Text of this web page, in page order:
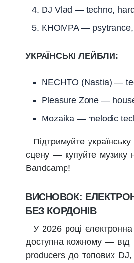
DJ Vlad — techno,
KHOMPA —
УКРАЇНСЬКІ ЛЕЙБЛИ:
NECHTO (Nastia) —
Pleasure Zone —
Mozaika — melodic
Підтримуйте
сцену — купуйте музику
Bandcamp!
ВИСНОВОК:
БЕЗ КОРДОНІВ
У 2026 році
доступна кожному — від
producers до топових DJ,